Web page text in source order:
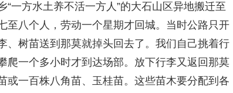
“一方水土养不活一方人”的大石山区异地搬迁至
至八个人，劳动一个星期才回城。当时公路只开
、树苗送到那莫就掉头回去了。我们自己挑着行
爬一个多小时才到达场部。放下行李又返回那莫
或一百株八角苗、玉桂苗。这些苗木要分配到各